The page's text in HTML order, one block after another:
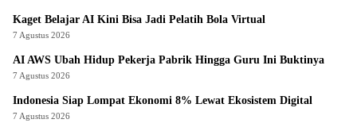
Kaget Belajar AI Kini Bisa Jadi Pelatih Bola Virtual
7 Agustus 2026
AI AWS Ubah Hidup Pekerja Pabrik Hingga Guru Ini Buktinya
7 Agustus 2026
Indonesia Siap Lompat Ekonomi 8% Lewat Ekosistem Digital
7 Agustus 2026